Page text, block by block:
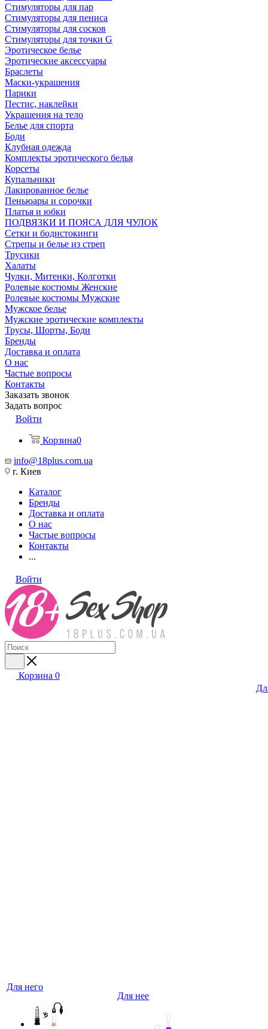
Стимуляторы для пар
Стимуляторы для пениса
Стимуляторы для сосков
Стимуляторы для точки G
Эротическое белье
Эротические аксессуары
Браслеты
Маски-украшения
Парики
Пестис, наклейки
Украшения на тело
Белье для спорта
Боди
Клубная одежда
Комплекты эротического белья
Корсеты
Купальники
Лакированное белье
Пеньюары и сорочки
Платья и юбки
ПОДВЯЗКИ И ПОЯСА ДЛЯ ЧУЛОК
Сетки и бодистокинги
Стрепы и белье из стреп
Трусики
Халаты
Чулки, Митенки, Колготки
Ролевые костюмы Женские
Ролевые костюмы Мужские
Мужское белье
Мужские эротические комплекты
Трусы, Шорты, Боди
Бренды
Доставка и оплата
О нас
Частые вопросы
Контакты
Заказать звонок
Задать вопрос
Войти
Корзина0
info@18plus.com.ua
г. Киев
Каталог
Бренды
Доставка и оплата
О нас
Частые вопросы
Контакты
...
Войти
Корзина 0
Для него
Для нее